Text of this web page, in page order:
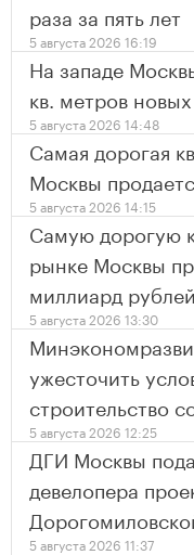
раза за пять лет
5 августа 2026 16:19
На западе
кв. метров
5 августа 2026 14:48
Самая дорогая
Москвы
5 августа 2026 14:15
Самую дорогую
рынке Москвы
миллиард рублей
5 августа 2026 13:30
ужесточить
строительство
5 августа 2026 12:25
ДГИ Москвы
девелопера
5 августа 2026 11:37